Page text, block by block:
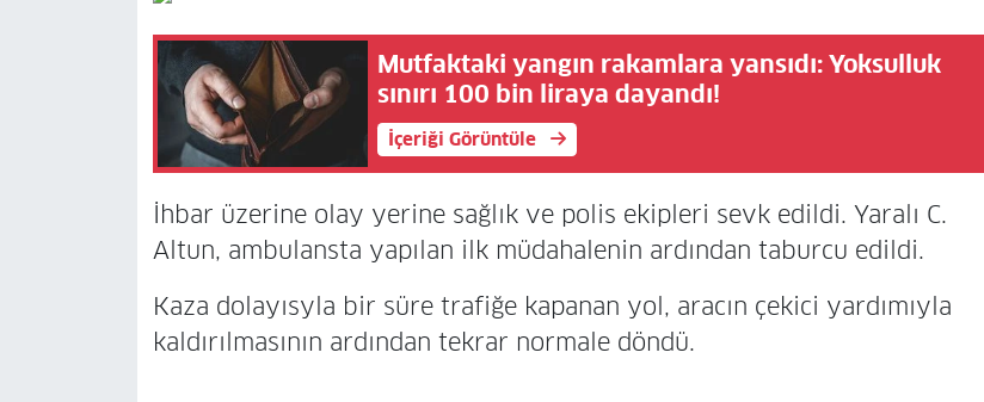
Mutfaktaki yangın rakamlara yansıdı: Yoksulluk
sınırı 100 bin liraya dayandı!
İçeriği Görüntüle
İhbar üzerine olay yerine sağlık ve polis ekipleri sevk edildi. Yaralı C.
Altun, ambulansta yapılan ilk müdahalenin ardından taburcu edildi.
Kaza dolayısyla bir süre trafiğe kapanan yol, aracın çekici yardımıyla
kaldırılmasının ardından tekrar normale döndü.